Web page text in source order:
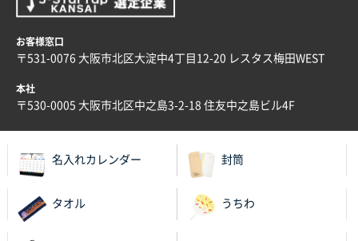
お客様窓口
〒531-0076 大阪市北区大淀中4丁目12-20 レスタス梅田WEST
本社
〒530-0005 大阪市北区中之島3-2-18 住友中之島ビル4F
名入れカレンダー 封筒
タオル うちわ